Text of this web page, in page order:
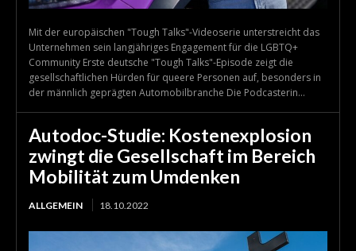
Mit der europäischen "Tough Talks"-Videoserie unterstreicht das
Unternehmen sein langjähriges Engagement für die LGBTQ+
Community Erste deutsche "Tough Talks"-Episode zeigt die
gesellschaftlichen Hürden für queere Personen auf, besonders in
der männlich geprägten Automobilbranche Die Podcasterin...
Autodoc-Studie: Kostenexplosion
zwingt die Gesellschaft im Bereich
Mobilität zum Umdenken
ALLGEMEIN 18.10.2022